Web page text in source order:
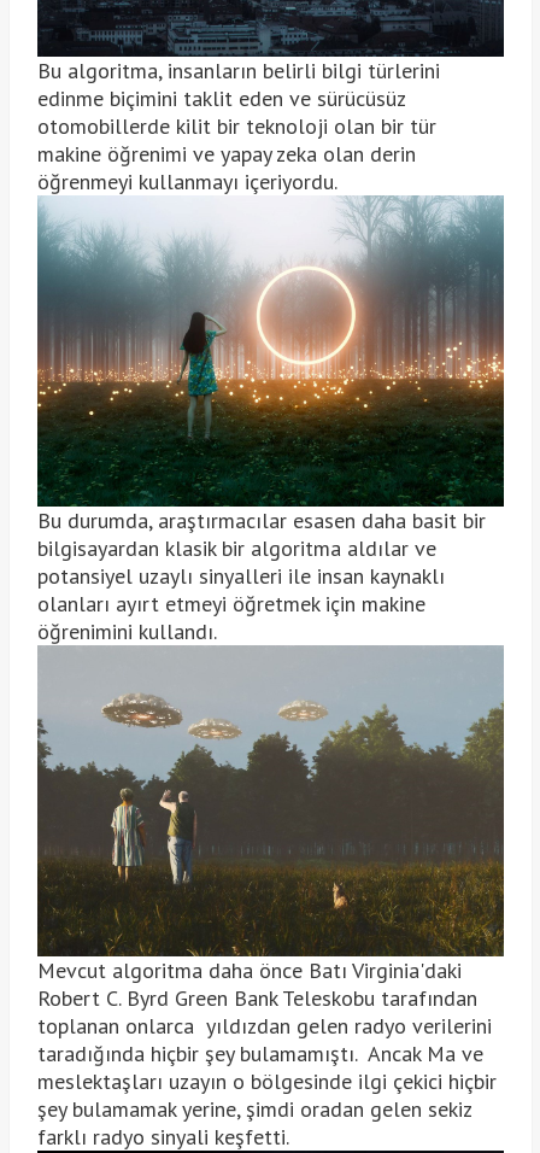
Bu algoritma, insanların belirli bilgi türlerini
edinme biçimini taklit eden ve sürücüsüz
otomobillerde kilit bir teknoloji olan bir tür
makine öğrenimi ve yapay zeka olan derin
öğrenmeyi kullanmayı içeriyordu.
Bu durumda, araştırmacılar esasen daha basit bir
bilgisayardan klasik bir algoritma aldılar ve
potansiyel uzaylı sinyalleri ile insan kaynaklı
olanları ayırt etmeyi öğretmek için makine
öğrenimini kullandı.
Mevcut algoritma daha önce Batı Virginia'daki
Robert C. Byrd Green Bank Teleskobu tarafından
toplanan onlarca yıldızdan gelen radyo verilerini
taradığında hiçbir şey bulamamıştı. Ancak Ma ve
meslektaşları uzayın o bölgesinde ilgi çekici hiçbir
şey bulamamak yerine, şimdi oradan gelen sekiz
farklı radyo sinyali keşfetti.